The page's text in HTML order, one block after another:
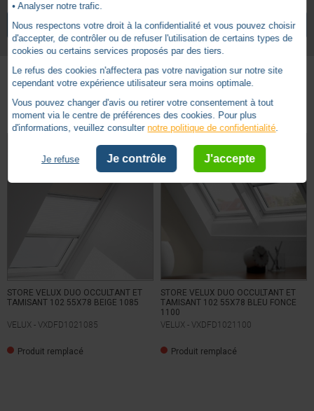
Garantie
VOIR TOUS LES ARTICLESVELUX
Autres produits - Store duo occultant et tamisant
STORE VELUX DUO OCCULTANT ET
TAMISANT 102 55X78 BEIGE 1085
VELUX - VXDFD1021085
Produit remplacé
STORE VELUX DUO OCCULTANT ET
TAMISANT 102 55X78 BLEU FONCE
1100
VELUX - VXDFD1021100
Produit remplacé
• Analyser notre trafic.
Nous respectons votre droit à la confidentialité et vous pouvez choisir
d'accepter, de contrôler ou de refuser l'utilisation de certains types de
cookies ou certains services proposés par des tiers.
Le refus des cookies n'affectera pas votre navigation sur notre site
cependant votre expérience utilisateur sera moins optimale.
Vous pouvez changer d'avis ou retirer votre consentement à tout
moment via le centre de préférences des cookies. Pour plus
d'informations, veuillez consulter notre politique de confidentialité.
Je refuse Je contrôle J'accepte